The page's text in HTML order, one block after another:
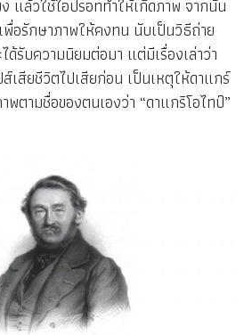
าแกโรไทป์”
บันทึกภาพถูกคิดค้นขึ้นหลุยส์ ดาแกร์
อชื่อเต็ม หลุยส์ ฌาคส์ มังเด ดาแกร์
Daguerre) ศิลปินและนักฟิสิกส์ชาว
ฟนีเซฟอร์ เนียปส์ ร่วมกันพัฒนาสาร
ให้มีประสิทธิภาพที่ดีขึ้น นั่นคืออยู่คงทน
ช้แผ่นโลหะทองแดงอาบซิลเวอร์ไอโอ
ล้อง และใช้เวลาเปิดรับแสงเพียง 30
แล้วใช้ไอปรอททำให้เกิดภาพ จากนั้น
พื่อรักษาภาพให้คงทน นับเป็นวิธีถ่าย
ด้รับความนิยมต่อมา แต่มีเรื่องเล่าว่า
ส์เสียชีวิตไปเสียก่อน เป็นเหตุให้ดาแกร์
พตามชื่อของตนเองว่า “ดาแกริโอไทป์”